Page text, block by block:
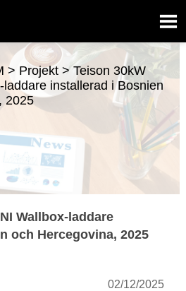

> Projekt>Teison 30kW
laddare installerad i Bosnien
2025
Wallbox-laddare
och Hercegovina, 2025
02/12/2025